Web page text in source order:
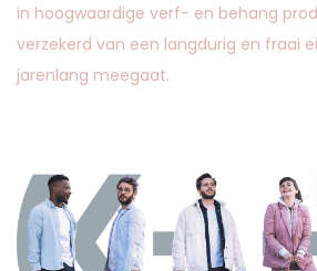
in hoogwaardige verf- en behang
verzekerd van een langdurig en fraai
jarenlang meegaat.